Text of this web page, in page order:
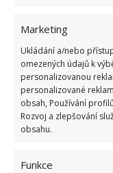
Marketing
Ukládání a/nebo
omezených údajů k
personalizovanou
personalizované
obsah, Používání
Rozvoj a zlepšování
obsahu.
Funkce